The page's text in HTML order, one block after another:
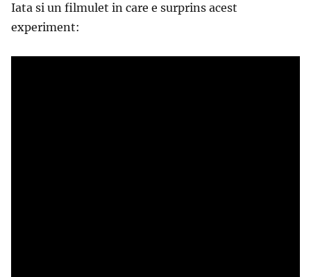
Iata si un filmulet in care e surprins acest
experiment: